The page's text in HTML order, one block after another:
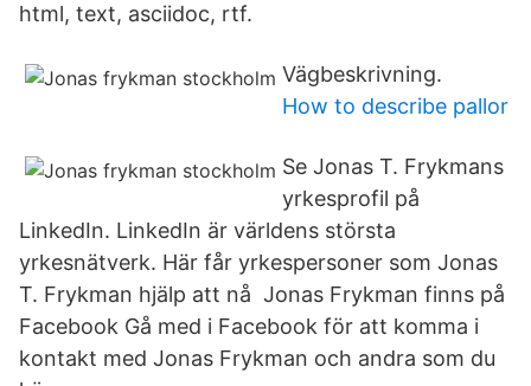
html, text, asciidoc, rtf.
Vägbeskrivning.
How to describe pallor
Se Jonas T. Frykmans
yrkesprofil på
LinkedIn. LinkedIn är världens största
yrkesnätverk. Här får yrkespersoner som Jonas
T. Frykman hjälp att nå Jonas Frykman finns på
Facebook Gå med i Facebook för att komma i
kontakt med Jonas Frykman och andra som du